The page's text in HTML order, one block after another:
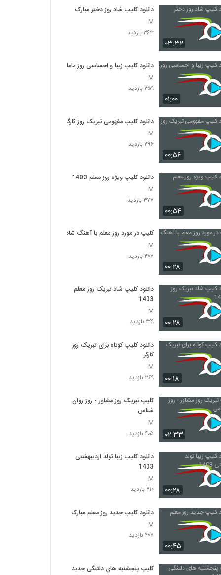
۰۳:۳۲
دانلود کلیپ شاد روز دختر مبارک
M
۳۶۳ بازدید
۰۱:۰۰
دانلود کلیپ زیبا و احساسی روز ماما
M
۳۵۹ بازدید
۰۰:۵۶
دانلود کلیپ مفهومی تبریک روز کارگر
M
۳۹۶ بازدید
۰۰:۵۴
دانلود کلیپ ویژه روز معلم 1403
M
۳۷۷ بازدید
۰۰:۲۸
کلیپ در مورد روز معلم با آهنگ شاد
M
۳۸۷ بازدید
۰۰:۲۸
دانلود کلیپ شاد تبریک روز معلم
1403
M
۳۹۹ بازدید
۰۰:۱۸
دانلود کلیپ کوتاه برای تبریک روز
کارگر
M
۳۶۹ بازدید
۰۲:۳۳
کلیپ تبریک روز مشاور - روز روان
شناس
M
۴۰۵ بازدید
۰۰:۲۸
دانلود کلیپ زیبا تولد اردیبهشتی
1403
M
۴۱۰ بازدید
۰۰:۴۵
دانلود کلیپ جدید روز معلم مبارک
M
۴۸۷ بازدید
کلیپ پنجشنبه های دلتنگی جدید